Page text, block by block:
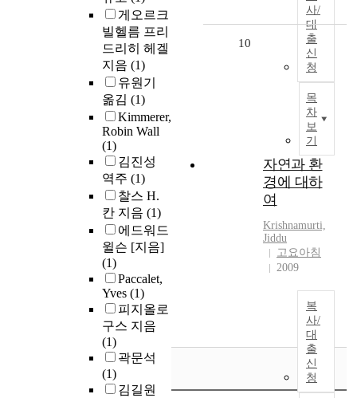
게오르크
빌헬름 프리
드리히 헤겔
지음 (1)
유원기
옮김 (1)
Kimmerer,
Robin Wall
(1)
김진성
역주 (1)
찰스 H.
칸 지음 (1)
에드워드
윌슨 [지음]
(1)
Paccalet,
Yves (1)
피지올로
구스 지음
(1)
곽문석
(1)
김길원
사/
대
출
신
청
목
차
보
기
10
자연과 환
경에 대하
여
Krishnamurti,
Jiddu
고요아침
2009
복
사/
대
출
신
청